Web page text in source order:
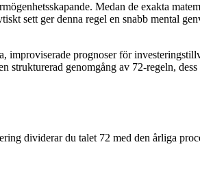
Medan de exakta
sett ger denna regel en snabb mental
prognoser för
genomgång av 72-regeln,
dividerar du talet 72 med den årliga